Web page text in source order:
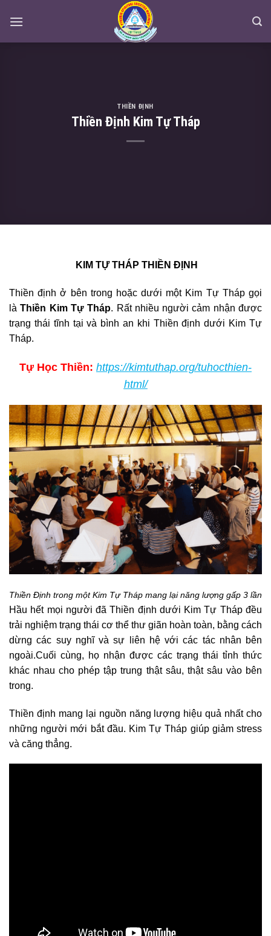
THIỀN ĐỊNH
Thiền Định Kim Tự Tháp
KIM TỰ THÁP THIỀN ĐỊNH
Thiền định ở bên trong hoặc dưới một Kim Tự Tháp gọi
làThiền Kim Tự Tháp. Rất nhiều người cảm nhận được
trạng thái tĩnh tại và bình an khi Thiền định dưới Kim Tự
Tháp.
Tự Học Thiền: https://kimtuthap.org/tuhocthien-
html/
Thiền Định trong một Kim Tự Tháp mang lại năng lượng gấp 3 lần
Hầu hết mọi người đã Thiền định dưới Kim Tự Tháp đều
trải nghiệm trạng thái cơ thể thư giãn hoàn toàn, bằng cách
dừng các suy nghĩ và sự liên hệ với các tác nhân bên
ngoài.Cuối cùng, họ nhận được các trạng thái tỉnh thức
khác nhau cho phép tập trung thật sâu, thật sâu vào bên
trong.
Thiền định mang lại nguồn năng lượng hiệu quả nhất cho
những người mới bắt đầu. Kim Tự Tháp giúp giảm stress
và căng thẳng.